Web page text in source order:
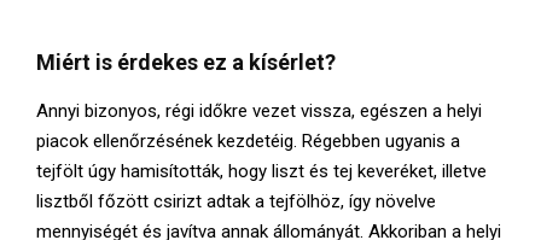
Miért is érdekes ez a kísérlet?
Annyi bizonyos, régi időkre vezet vissza, egészen a helyi
piacok ellenőrzésének kezdetéig. Régebben ugyanis a
tejfölt úgy hamisították, hogy liszt és tej keveréket, illetve
lisztből főzött csirizt adtak a tejfölhöz, így növelve
mennyiségét és javítva annak állományát. Akkoriban a helyi